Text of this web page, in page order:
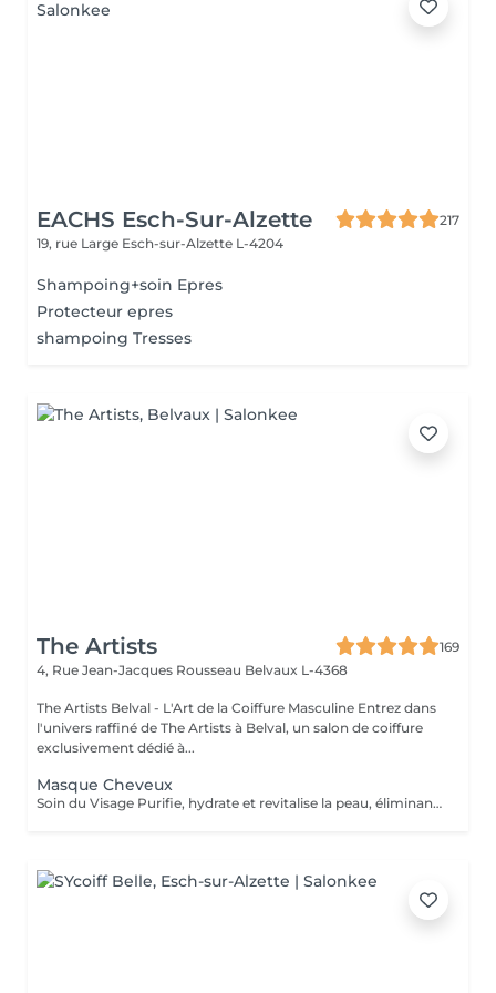
EACHS Esch-Sur-Alzette
217
19, rue Large Esch-sur-Alzette L-4204
Shampoing+soin Epres
Protecteur epres
shampoing Tresses
The Artists
169
4, Rue Jean-Jacques Rousseau Belvaux L-4368
The Artists Belval - L'Art de la Coiffure Masculine Entrez dans
l'univers raffiné de The Artists à Belval, un salon de coiffure
exclusivement dédié à...
Masque Cheveux
Soin du Visage Purifie, hydrate et revitalise la peau, éliminant les impuretés et offrant un teint plus frais et éclatant. Soin des Cheveux Nourrit et fortifie les cheveux, avec un lavage profond et un massage du cuir chevelu pour stimuler la circulation et favoriser la santé capillaire.